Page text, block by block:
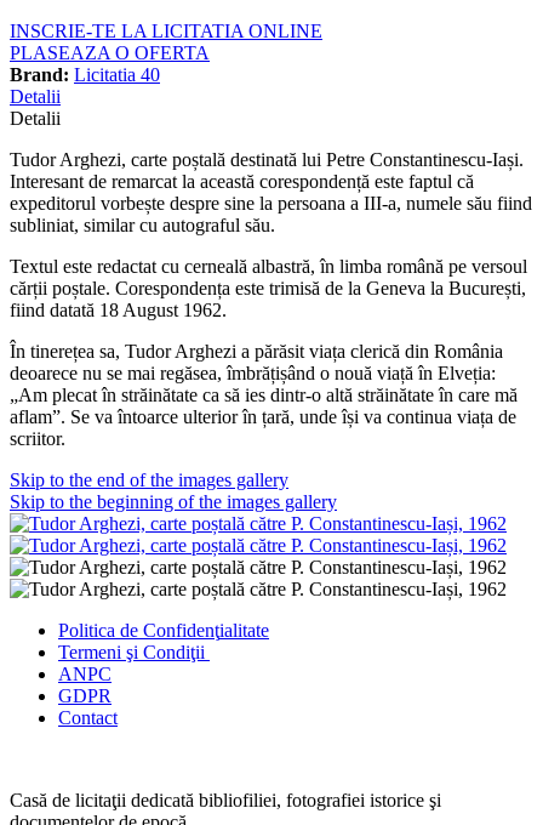
INSCRIE-TE LA LICITATIA ONLINE
PLASEAZA O OFERTA
Brand: Licitatia 40
Detalii
Detalii
Tudor Arghezi, carte poștală destinată lui Petre Constantinescu-Iași.
Interesant de remarcat la această corespondență este faptul că
expeditorul vorbește despre sine la persoana a III-a, numele său fiind
subliniat, similar cu autograful său.
Textul este redactat cu cerneală albastră, în limba română pe versoul
cărții poștale. Corespondența este trimisă de la Geneva la București,
fiind datată 18 August 1962.
În tinerețea sa, Tudor Arghezi a părăsit viața clerică din România
deoarece nu se mai regăsea, îmbrățișând o nouă viață în Elveția:
„Am plecat în străinătate ca să ies dintr-o altă străinătate în care mă
aflam”. Se va întoarce ulterior în țară, unde își va continua viața de
scriitor.
Skip to the end of the images gallery
Skip to the beginning of the images gallery
Politica de Confidenţialitate
Termeni şi Condiţii
ANPC
GDPR
Contact
Casă de licitaţii dedicată bibliofiliei, fotografiei istorice şi